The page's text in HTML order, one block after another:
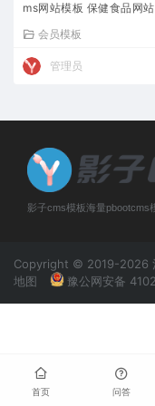
ms网站模板 保健食品网
会员模板
管理员
影子cms模板海量pbootcms
Copyright © 2019-2026
地图
豫公网安备
首页 问答